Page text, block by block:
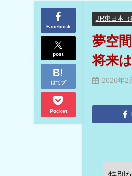
Facebook
post
はてブ
Pocket
JR東日本
夢空
将来
2026年2